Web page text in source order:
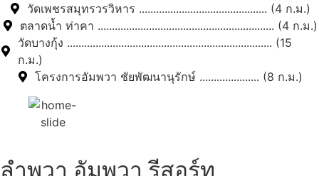
วัดเพชรสมุทรวรวิหาร ............................................. (4 ก.ม.)
ตลาดน้ำ ท่าคา .............................................................. (4 ก.ม.)
วัดบางกุ้ง ........................................................................ (15
ก.ม.)
โครงการอัมพวา ชัยพัฒนานุรักษ์ ..................... (8 ก.ม.)
ลำพวา อัมพวา รีสอร์ท